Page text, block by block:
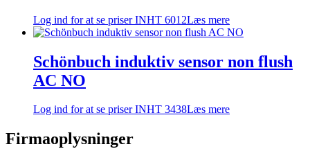
Log ind for at se priserINHT 6012Læs mere
Schönbuch induktiv sensor non flush
AC NO
Log ind for at se priserINHT 3438Læs mere
Firmaoplysninger